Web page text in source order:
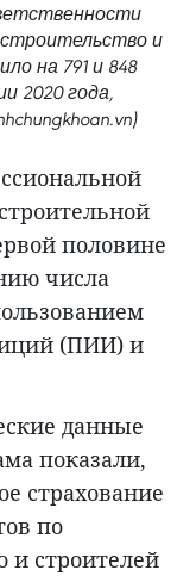
и
на 791 и 848
2020 года,
половине
числа
(ПИИ) и
данные
показали,
страхование
по
и строителей